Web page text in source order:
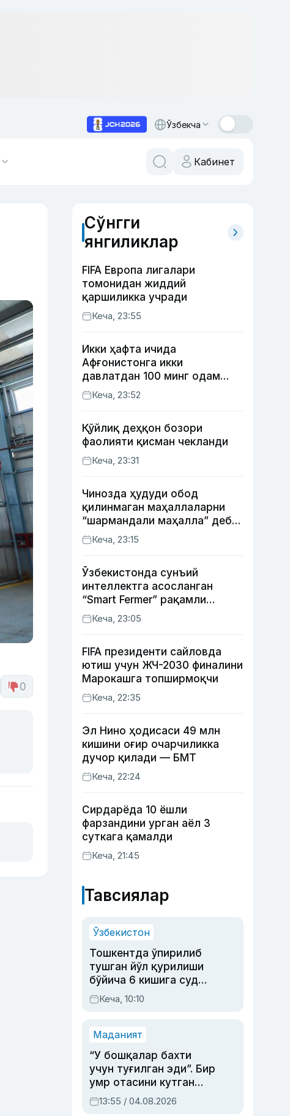
Ўзбекча
Кабинет
0
Сўнгги
янгиликлар
FIFA Европа лигалари
томонидан жиддий
қаршиликка учради
Кеча, 23:55
Икки ҳафта ичида
Афғонистонга икки
давлатдан 100 минг одам
қайтиб келди
Кеча, 23:52
Қўйлиқ деҳқон бозори
фаолияти қисман чекланди
Кеча, 23:31
Чинозда ҳудуди обод
қилинмаган маҳаллаларни
“шармандали маҳалла” деб
белгилаш бошланди
Кеча, 23:15
Ўзбекистонда сунъий
интеллектга асосланган
“Smart Fermer” рақамли
платформаси ишга
туширилади
Кеча, 23:05
FIFA президенти сайловда
ютиш учун ЖЧ-2030 финалини
Марокашга топширмоқчи
Кеча, 22:35
Эл Нино ҳодисаси 49 млн
кишини оғир очарчиликка
дучор қилади — БМТ
Кеча, 22:24
Сирдарёда 10 ёшли
фарзандини урган аёл 3
суткага қамалди
Кеча, 21:45
Тавсиялар
Ўзбекистон
Тошкентда ўпирилиб
тушган йўл қурилиши
бўйича 6 кишига суд
ҳукми ўқилди
Кеча, 10:10
Маданият
“У бошқалар бахти
учун туғилган эди”. Бир
умр отасини кутган
актриса ва дубльяж
устаси Римма
13:55 / 04.08.2026